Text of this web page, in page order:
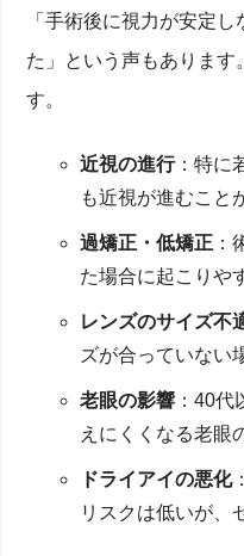
「手術後に視力が安定
た」という声もありま
す。
近視の進行：特に
も近視が進むこと
過矯正・低矯正 ：
た場合に起こりや
レンズのサイズ不
ズが合っていない
老眼の影響 ：40
えにくくなる老眼
ドライアイの悪化
リスクは低いが、